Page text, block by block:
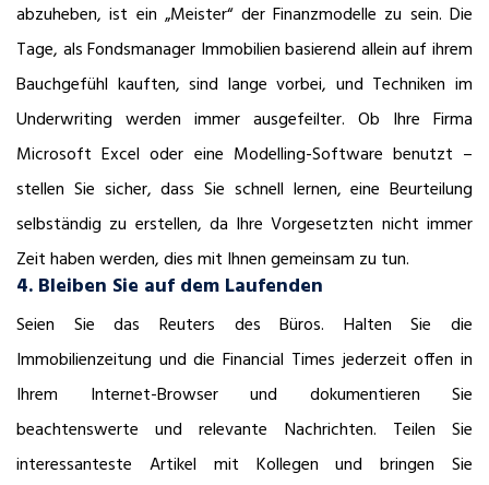
abzuheben, ist ein „Meister“ der Finanzmodelle zu sein. Die
Tage, als Fondsmanager Immobilien basierend allein auf ihrem
Bauchgefühl kauften, sind lange vorbei, und Techniken im
Underwriting werden immer ausgefeilter. Ob Ihre Firma
Microsoft Excel oder eine Modelling-Software benutzt –
stellen Sie sicher, dass Sie schnell lernen, eine Beurteilung
selbständig zu erstellen, da Ihre Vorgesetzten nicht immer
Zeit haben werden, dies mit Ihnen gemeinsam zu tun.
4. Bleiben Sie auf dem Laufenden
Seien Sie das Reuters des Büros. Halten Sie die
Immobilienzeitung und die Financial Times jederzeit offen in
Ihrem Internet-Browser und dokumentieren Sie
beachtenswerte und relevante Nachrichten. Teilen Sie
interessanteste Artikel mit Kollegen und bringen Sie